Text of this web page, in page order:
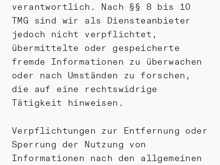
verantwortlich. Nach §§ 8 bis 10
TMG sind wir als Diensteanbieter
jedoch nicht verpflichtet,
übermittelte oder gespeicherte
fremde Informationen zu überwachen
oder nach Umständen zu forschen,
die auf eine rechtswidrige
Tätigkeit hinweisen.
Verpflichtungen zur Entfernung oder
Sperrung der Nutzung von
Informationen nach den allgemeinen